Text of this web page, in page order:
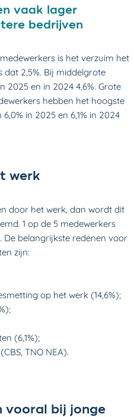
vaak lager
bedrijven
is het verzuim het
dat 2,5%. Bij middelgrote
2025 en in 2024 4,6%. Grote
hebben het hoogste
in 2025 en 6,1% in 2024
werk
door het werk, dan wordt dit
1 op de 5 medewerkers
De belangrijkste redenen voor
zijn:
op het werk (14,6%);
(6,1%);
TNO NEA).
vooral bij jonge